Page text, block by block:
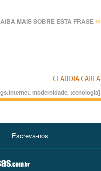
MAIS SOBRE ESTA FRASE ››
CLAUDIA CARLA
internet,modernidade,tecnologia]
Escreva-nos